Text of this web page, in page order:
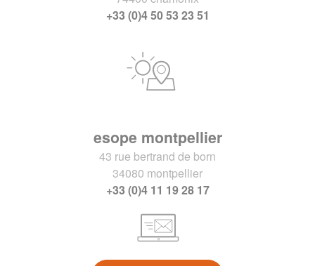
+33 (0)4 50 53 23 51
esope montpellier
43 rue bertrand de born
34080 montpellier
+33 (0)4 11 19 28 17